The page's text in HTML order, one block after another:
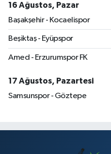
16 Ağustos, Pazar
Başakşehir - Kocaelispor
Beşiktaş - Eyüpspor
Amed - Erzurumspor FK
17 Ağustos, Pazartesi
Samsunspor - Göztepe